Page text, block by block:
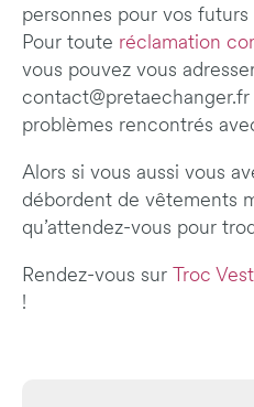
personnes pour vos futurs
Pour toute réclamation
vous pouvez vous
problèmes rencontrés
Alors si vous aussi vous
débordent de vêtements
qu’attendez-vous pour
Rendez-vous sur Troc
!